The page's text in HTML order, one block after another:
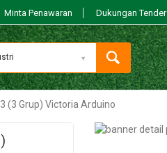
Minta Penawaran Dukungan Tender
(3 Grup) Victoria Arduino